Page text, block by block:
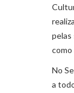
pelas
como
No
a